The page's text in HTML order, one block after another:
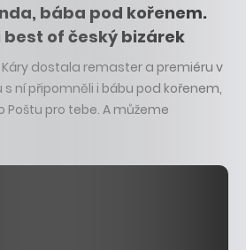
bába pod kořenem.
of český bizárek
dostala remaster a premiéru v
s ní připomněli i bábu pod kořenem,
Poštu pro tebe. A můžeme